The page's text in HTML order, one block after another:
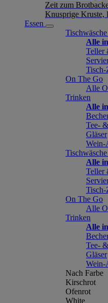
Zeit zum
Knusprige Kruste,
Essen
Alle
Teller
Tisch-
On The Go
Alle
Trinken
Alle
Tee-
Gläser
Wein-
Alle
Teller
Tisch-
On The Go
Alle
Trinken
Alle
Tee-
Gläser
Wein-
Nach Farbe
Kirschrot
Ofenrot
White